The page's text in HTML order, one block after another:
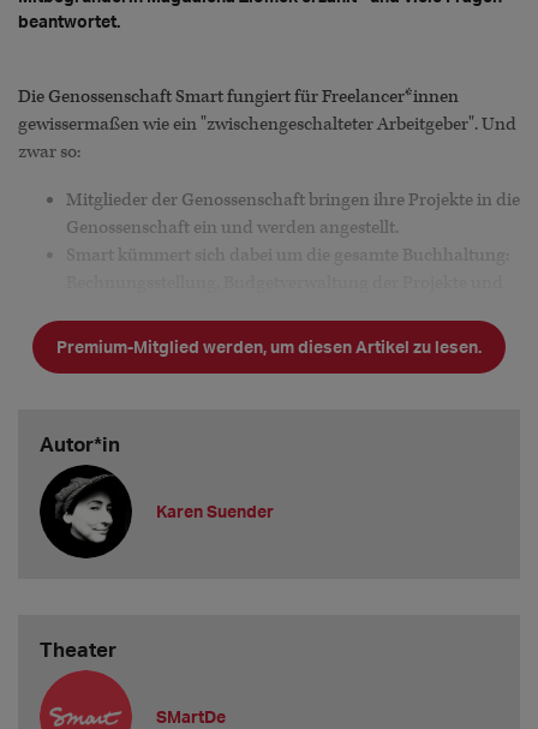
beantwortet.
Die Genossenschaft Smart fungiert für Freelancer*innen
gewissermaßen wie ein "zwischengeschalteter Arbeitgeber". Und
zwar so:
Mitglieder der Genossenschaft bringen ihre Projekte in die
Genossenschaft ein und werden angestellt.
Smart kümmert sich dabei um die gesamte Buchhaltung:
die Überweisung des regelmäßigen Gehalts.
Premium-Mitglied werden, um diesen Artikel zu lesen.
Autor*in
Karen Suender
Theater
SMartDe